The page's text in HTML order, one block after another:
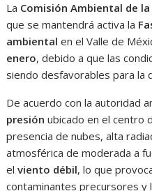
La Comisión Ambiental de
que se mantendrá activa la
ambiental en el Valle de
enero, debido a que las
siendo desfavorables para la
De acuerdo con la autoridad
presión ubicado en el centro
presencia de nubes, alta
atmosférica de moderada a
elviento débil, lo que
contaminantes precursores y